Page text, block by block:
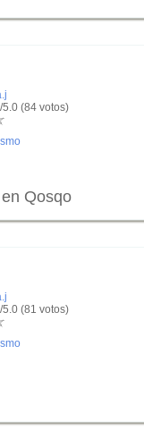
/5.0 (84 votos)
Qosqo
/5.0 (81 votos)